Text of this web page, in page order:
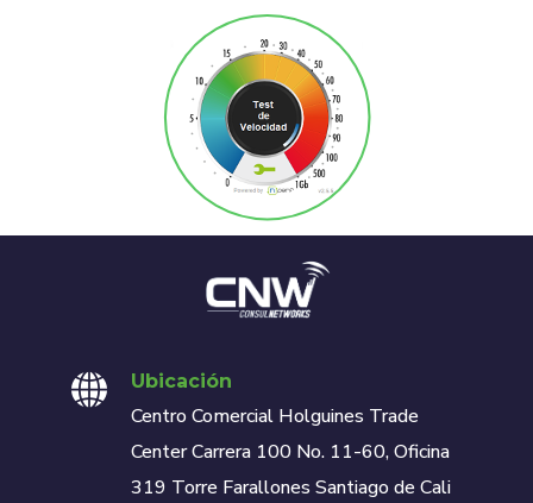
Ubicación
Centro Comercial Holguines Trade
Center Carrera 100 No. 11-60, Oficina
319 Torre Farallones Santiago de Cali